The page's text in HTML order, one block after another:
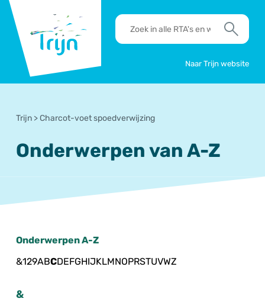
Trijn
RTA's
en
Zoek
Naar Trijn website
Trijn > Charcot-voet spoedverwijzing
Onderwerpen van A-Z
Onderwerpen A-Z
&129ABCDEFGHIJKLMNOPRSTUVWZ
&